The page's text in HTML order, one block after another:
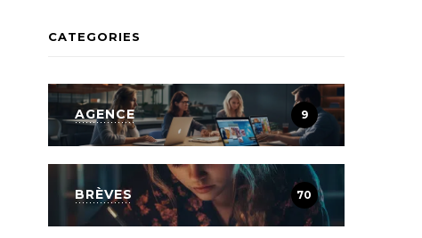
CATEGORIES
AGENCE 9
BRÈVES 70